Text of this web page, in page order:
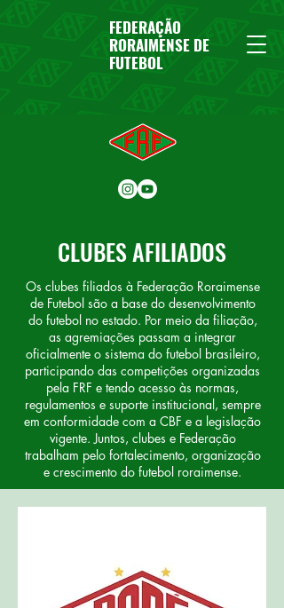
FEDERAÇÃO
RORAIMENSE DE
FUTEBOL
CLUBES AFILIADOS
Os clubes filiados à Federação Roraimense
de Futebol são a base do desenvolvimento
do futebol no estado. Por meio da filiação,
as agremiações passam a integrar
oficialmente o sistema do futebol brasileiro,
participando das competições organizadas
pela FRF e tendo acesso às normas,
regulamentos e suporte institucional, sempre
em conformidade com a CBF e a legislação
vigente. Juntos, clubes e Federação
trabalham pelo fortalecimento, organização
e crescimento do futebol roraimense.